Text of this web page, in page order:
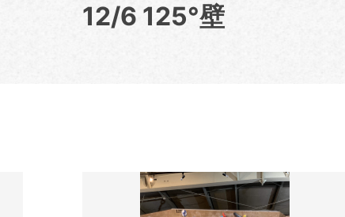
12/6 125°壁